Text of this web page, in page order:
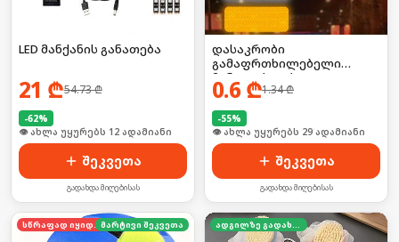
LED მანქანის განათება
21 ₾54.73₾
-62%
🛒 ბოლო 24სთ-ში იყიდა 18-მა
შეკვეთა
გადახდა მიღებისას
დასაკრობი
გამაფრთხილებელი
მანათობლები
0.6 ₾1.34₾
-55%
🛒 ბოლო 24სთ-ში იყიდა 39-მა
შეკვეთა
გადახდა მიღებისას
სწრაფად იყიდებამარტივი შეკვეთა ადგილზე გადახდა